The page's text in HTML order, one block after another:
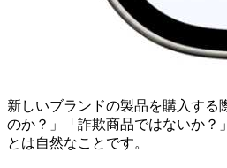
新しいブランドの製品を購入する
のか？」「詐欺商品ではないか？
とは自然なことです。